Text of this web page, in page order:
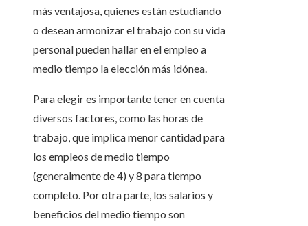
más ventajosa, quienes están estudiando
o desean armonizar el trabajo con su vida
personal pueden hallar en el empleo a
medio tiempo la elección más idónea.
Para elegir es importante tener en cuenta
diversos factores, como las horas de
trabajo, que implica menor cantidad para
los empleos de medio tiempo
(generalmente de 4) y 8 para tiempo
completo. Por otra parte, los salarios y
beneficios del medio tiempo son